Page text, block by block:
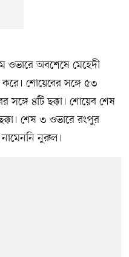
ওভারে অবশেষে মেহেদী
শোয়েবের সঙ্গে ৫৩
সঙ্গে ৪টি ছক্কা। শোয়েব শেষ
শেষ ৩ ওভারে রংপুর
নুরুল।